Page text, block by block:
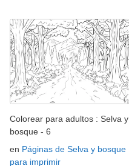
Colorear para adultos : Selva y
bosque - 6
en Páginas de Selva y bosque
para imprimir